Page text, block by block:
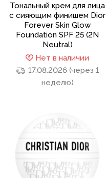
Тональный крем для лица
с сияющим финишем Dior
Forever Skin Glow
Foundation SPF 25 (2N
Neutral)
Нет в наличии
17.08.2026 (через 1
неделю)